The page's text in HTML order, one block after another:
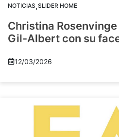
NOTICIAS,SLIDER HOME
Christina
Gil-Albert con su
12/03/2026